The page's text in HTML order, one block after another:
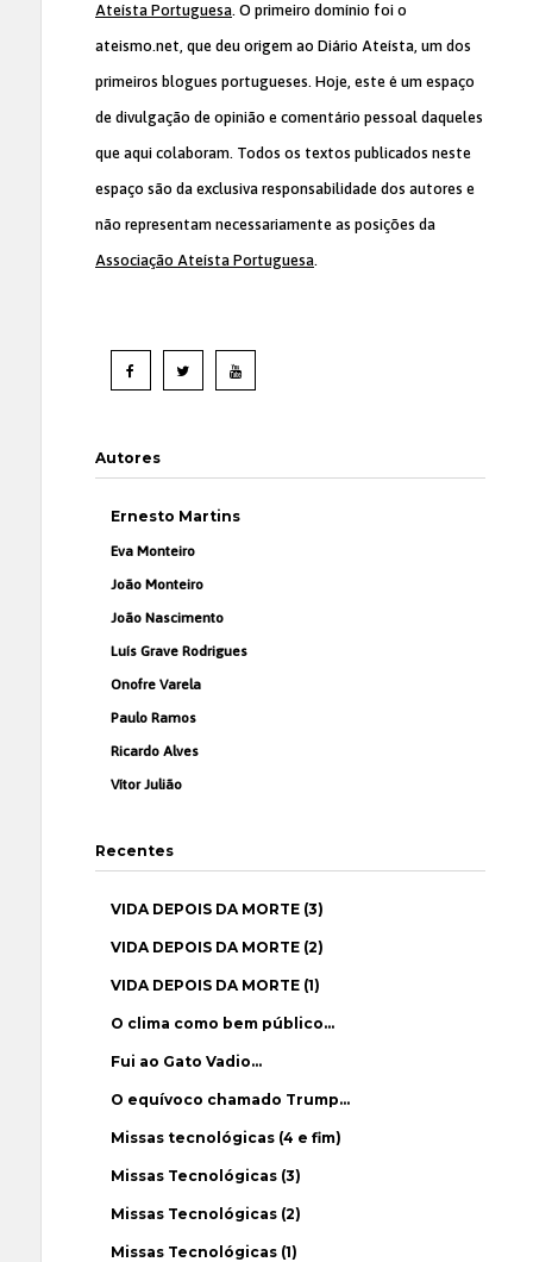
Ateísta Portuguesa. O primeiro domínio foi o
ateismo.net, que deu origem ao Diário Ateísta, um dos
primeiros blogues portugueses. Hoje, este é um espaço
de divulgação de opinião e comentário pessoal daqueles
que aqui colaboram. Todos os textos publicados neste
espaço são da exclusiva responsabilidade dos autores e
não representam necessariamente as posições da
Associação Ateísta Portuguesa.
Autores
Ernesto Martins
Eva Monteiro
João Monteiro
João Nascimento
Luís Grave Rodrigues
Onofre Varela
Paulo Ramos
Ricardo Alves
Vítor Julião
Recentes
VIDA DEPOIS DA MORTE (3)
VIDA DEPOIS DA MORTE (2)
VIDA DEPOIS DA MORTE (1)
O clima como bem público…
Fui ao Gato Vadio…
O equívoco chamado Trump…
Missas tecnológicas (4 e fim)
Missas Tecnológicas (3)
Missas Tecnológicas (2)
Missas Tecnológicas (1)